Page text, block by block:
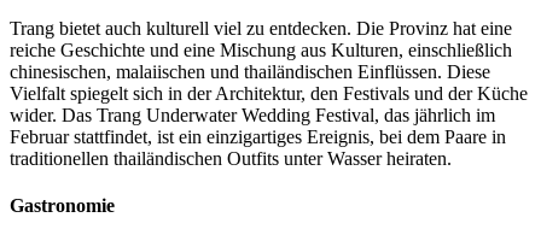
Trang bietet auch kulturell viel zu entdecken. Die Provinz hat eine
reiche Geschichte und eine Mischung aus Kulturen, einschließlich
chinesischen, malaiischen und thailändischen Einflüssen. Diese
Vielfalt spiegelt sich in der Architektur, den Festivals und der Küche
wider. Das Trang Underwater Wedding Festival, das jährlich im
Februar stattfindet, ist ein einzigartiges Ereignis, bei dem Paare in
traditionellen thailändischen Outfits unter Wasser heiraten.
Gastronomie